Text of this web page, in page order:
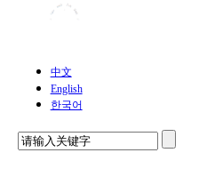
中文
English
한국어